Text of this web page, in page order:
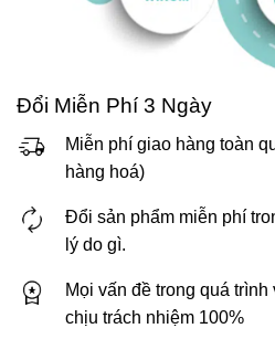
Đổi Miễn Phí 3 Ngày
Miễn phí giao hàng toàn
hàng hoá)
Đổi sản phẩm miễn phí
lý do gì.
Mọi vấn đề trong quá
chịu trách nhiệm 100%